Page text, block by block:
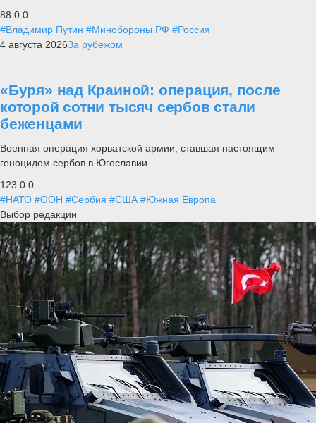
88 0 0
#Владимир Путин #Минобороны РФ #Россия
4 августа 2026За рубежом
«Буря» над Краиной: операция, после
которой сотни тысяч сербов стали
беженцами
Военная операция хорватской армии, ставшая настоящим
геноцидом сербов в Югославии.
123 0 0
#НАТО #ООН #Сербия #США #Южная Европа
Выбор редакции